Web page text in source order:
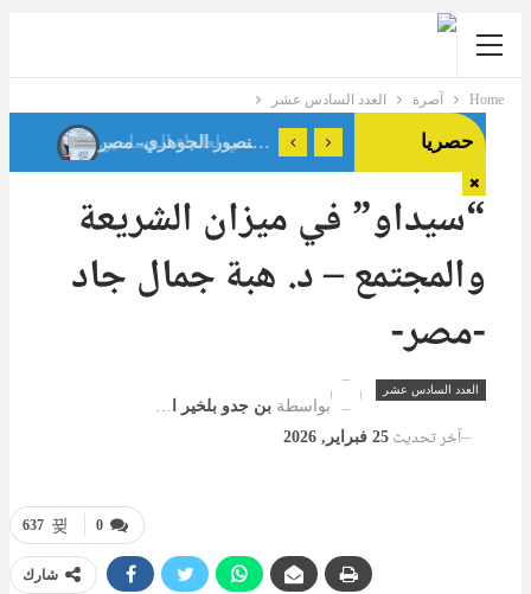
Home آصرة العدد السادس عشر
حصريا حوار مع د.كاميليا حلمي رئيس لجنة الأسرة بالاتحاد العالمي لعلماء المسلمين
فقه المسافة الآمنة: براءة الذمة في صلة الرحم المؤذية د. فداء منصور الجوهري- مصر
“سيداو” في ميزان الشريعة
والمجتمع – د. هبة جمال جاد
-مصر-
العدد السادس عشر
بواسطة بن جدو بلخير المشرف العام
آخر تحديث 25 فبراير, 2026
0
637
شارك